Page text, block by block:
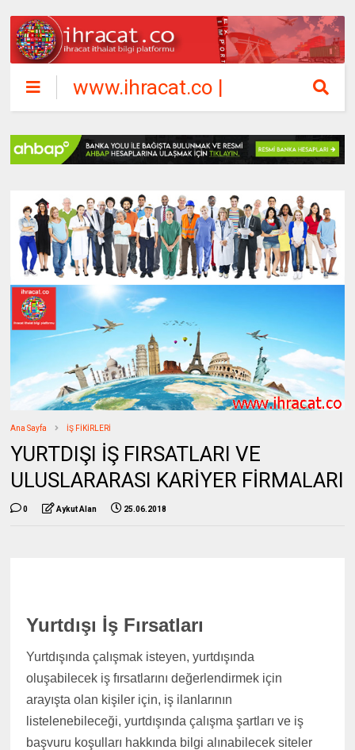
www.ihracat.co |
ihracat ithalat
bilgi platformu
Ana Sayfa İŞ FİKİRLERİ
YURTDIŞI İŞ FIRSATLARI VE
ULUSLARARASI KARİYER FİRMALARI
0 Aykut Alan 25.06.2018
Yurtdışı İş Fırsatları
Yurtdışında çalışmak isteyen, yurtdışında
oluşabilecek iş fırsatlarını değerlendirmek için
arayışta olan kişiler için, iş ilanlarının
listelenebileceği, yurtdışında çalışma şartları ve iş
başvuru koşulları hakkında bilgi alınabilecek siteler